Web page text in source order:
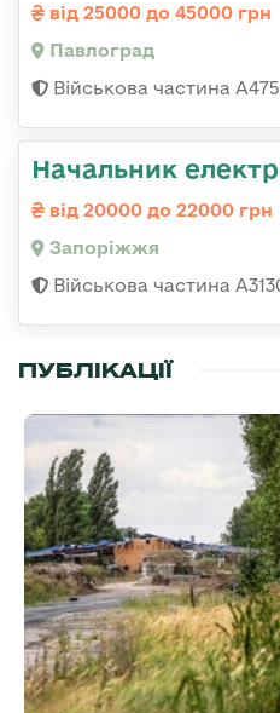
від 25000 до 45000 грн
Павлоград
Військова частина
Начальник
від 20000 до 22000 грн
Запоріжжя
Військова частина
ПУБЛІКАЦІЇ